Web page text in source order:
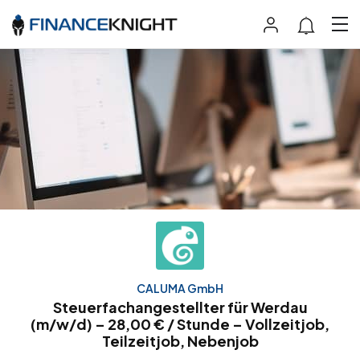
CALUMA GmbH
Steuerfachangestellter für Werdau
(m/w/d) – 28,00 € / Stunde – Vollzeitjob,
Teilzeitjob, Nebenjob